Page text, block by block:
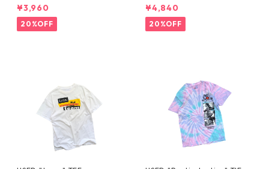
E
¥3,960
20%OFF
HORTS
¥4,840
20%OFF